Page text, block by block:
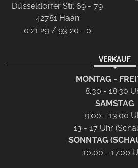
Düsseldorfer Str. 69 - 79
42781 Haan
0 21 29 / 93 20 - 0
VERKAUF
MONTAG -
8.30 - 18.30
SAMSTAG
9.00 - 13.00
13 - 17 Uhr
SONNTAG
10.00 - 17.00